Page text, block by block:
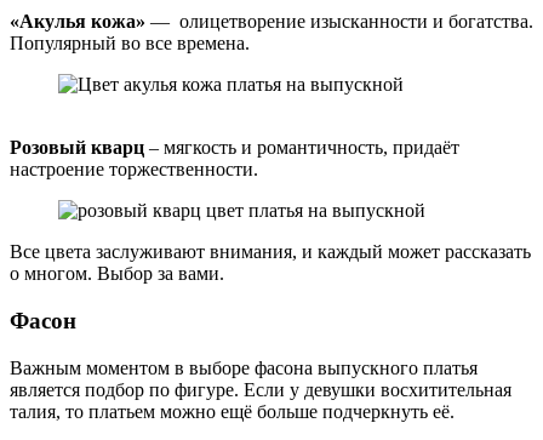
«Акулья кожа» — олицетворение изысканности и богатства.
Популярный во все времена.
Розовый кварц – мягкость и романтичность, придаёт
настроение торжественности.
Все цвета заслуживают внимания, и каждый может рассказать
о многом. Выбор за вами.
Фасон
Важным моментом в выборе фасона выпускного платья
является подбор по фигуре. Если у девушки восхитительная
талия, то платьем можно ещё больше подчеркнуть её.